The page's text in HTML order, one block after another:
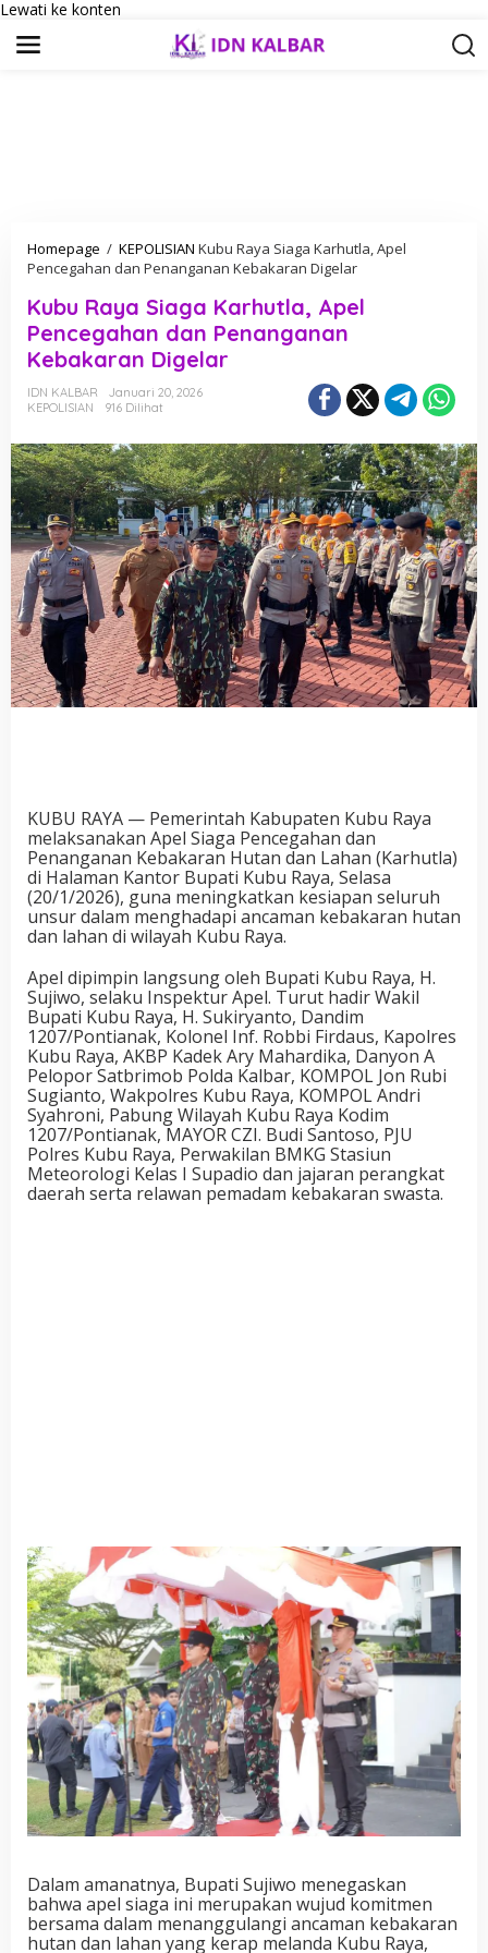
Lewati ke konten
Homepage / KEPOLISIAN Kubu Raya Siaga Karhutla, Apel
Pencegahan dan Penanganan Kebakaran Digelar
Kubu Raya Siaga Karhutla, Apel
Pencegahan dan Penanganan
Kebakaran Digelar
IDN KALBAR
Januari 20, 2026
KEPOLISIAN
916 Dilihat
KUBU RAYA — Pemerintah Kabupaten Kubu Raya
melaksanakan Apel Siaga Pencegahan dan
Penanganan Kebakaran Hutan dan Lahan (Karhutla)
di Halaman Kantor Bupati Kubu Raya, Selasa
(20/1/2026), guna meningkatkan kesiapan seluruh
unsur dalam menghadapi ancaman kebakaran hutan
dan lahan di wilayah Kubu Raya.
Apel dipimpin langsung oleh Bupati Kubu Raya, H.
Sujiwo, selaku Inspektur Apel. Turut hadir Wakil
Bupati Kubu Raya, H. Sukiryanto, Dandim
1207/Pontianak, Kolonel Inf. Robbi Firdaus, Kapolres
Kubu Raya, AKBP Kadek Ary Mahardika, Danyon A
Pelopor Satbrimob Polda Kalbar, KOMPOL Jon Rubi
Sugianto, Wakpolres Kubu Raya, KOMPOL Andri
Syahroni, Pabung Wilayah Kubu Raya Kodim
1207/Pontianak, MAYOR CZI. Budi Santoso, PJU
Polres Kubu Raya, Perwakilan BMKG Stasiun
Meteorologi Kelas I Supadio dan jajaran perangkat
daerah serta relawan pemadam kebakaran swasta.
Dalam amanatnya, Bupati Sujiwo menegaskan
bahwa apel siaga ini merupakan wujud komitmen
bersama dalam menanggulangi ancaman kebakaran
hutan dan lahan yang kerap melanda Kubu Raya,